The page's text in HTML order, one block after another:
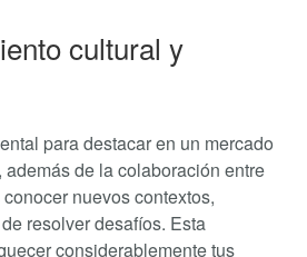
cultural y
para destacar en un mercado
de la colaboración entre
nuevos contextos,
resolver desafíos. Esta
considerablemente tus